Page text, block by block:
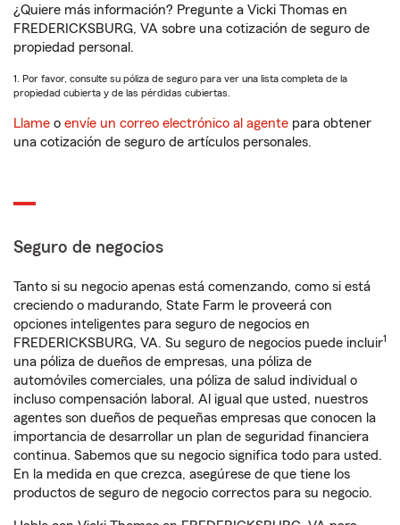
¿Quiere más información? Pregunte a Vicki Thomas en
FREDERICKSBURG, VA sobre una cotización de seguro de
propiedad personal.
1. Por favor, consulte su póliza de seguro para ver una lista completa de la
propiedad cubierta y de las pérdidas cubiertas.
Llame o envíe un correo electrónico al agente para obtener
una cotización de seguro de artículos personales.
Seguro de negocios
Tanto si su negocio apenas está comenzando, como si está
creciendo o madurando, State Farm le proveerá con
opciones inteligentes para seguro de negocios en
FREDERICKSBURG, VA. Su seguro de negocios puede incluir1
una póliza de dueños de empresas, una póliza de
automóviles comerciales, una póliza de salud individual o
incluso compensación laboral. Al igual que usted, nuestros
agentes son dueños de pequeñas empresas que conocen la
importancia de desarrollar un plan de seguridad financiera
continua. Sabemos que su negocio significa todo para usted.
En la medida en que crezca, asegúrese de que tiene los
productos de seguro de negocio correctos para su negocio.